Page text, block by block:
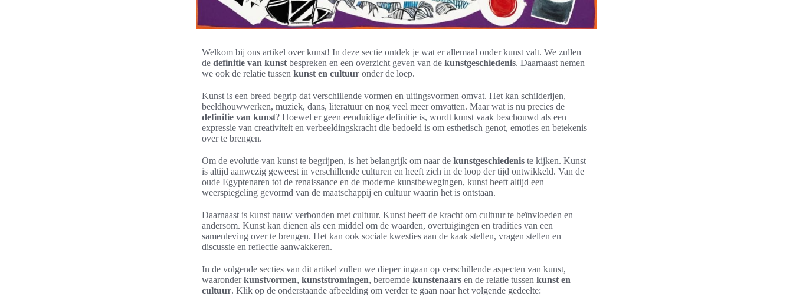
Welkom bij ons artikel over kunst! In deze sectie ontdek je wat er allemaal onder kunst valt. We zullen
de definitie van kunst bespreken en een overzicht geven van de kunstgeschiedenis. Daarnaast nemen
we ook de relatie tussen kunst en cultuur onder de loep.
Kunst is een breed begrip dat verschillende vormen en uitingsvormen omvat. Het kan schilderijen,
beeldhouwwerken, muziek, dans, literatuur en nog veel meer omvatten. Maar wat is nu precies de
definitie van kunst? Hoewel er geen eenduidige definitie is, wordt kunst vaak beschouwd als een
expressie van creativiteit en verbeeldingskracht die bedoeld is om esthetisch genot, emoties en betekenis
over te brengen.
Om de evolutie van kunst te begrijpen, is het belangrijk om naar de kunstgeschiedenis te kijken. Kunst
is altijd aanwezig geweest in verschillende culturen en heeft zich in de loop der tijd ontwikkeld. Van de
oude Egyptenaren tot de renaissance en de moderne kunstbewegingen, kunst heeft altijd een
weerspiegeling gevormd van de maatschappij en cultuur waarin het is ontstaan.
Daarnaast is kunst nauw verbonden met cultuur. Kunst heeft de kracht om cultuur te beïnvloeden en
andersom. Kunst kan dienen als een middel om de waarden, overtuigingen en tradities van een
samenleving over te brengen. Het kan ook sociale kwesties aan de kaak stellen, vragen stellen en
discussie en reflectie aanwakkeren.
In de volgende secties van dit artikel zullen we dieper ingaan op verschillende aspecten van kunst,
waaronderkunstvormen, kunststromingen, beroemde kunstenaars en de relatie tussen kunst en
cultuur. Klik op de onderstaande afbeelding om verder te gaan naar het volgende gedeelte: